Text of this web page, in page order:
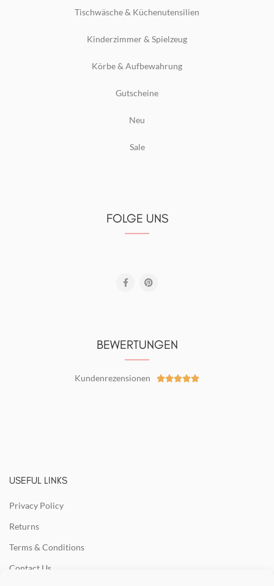
Tischwäsche & Küchenutensilien
Kinderzimmer & Spielzeug
Körbe & Aufbewahrung
Gutscheine
Neu
Sale
FOLGE UNS
BEWERTUNGEN
Kundenrezensionen 
USEFUL LINKS
Privacy Policy
Returns
Terms & Conditions
Contact Us